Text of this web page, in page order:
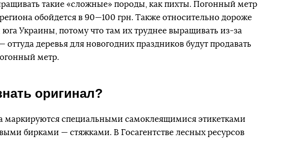
такие «сложные» породы, как пихты. Погонный метр
региона обойдется в 90—100 грн. Также относительно дороже
юга Украины, потому что там их труднее выращивать из-за
оттуда деревья для новогодних праздников будут продавать
метр.
оригинал?
маркируются специальными самоклеящимися этикетками
бирками — стяжками. В Госагентстве лесных ресурсов